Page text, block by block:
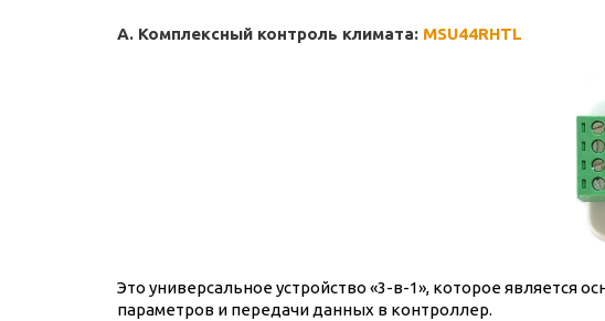
А. Комплексный контроль климата: MSU44RHTL
Это универсальное устройство «3-в-1», которое
параметров и передачи данных в контроллер.